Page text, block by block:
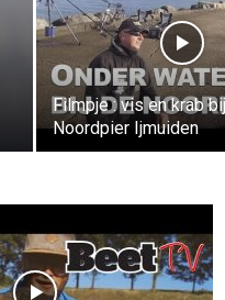
Filmpje : vis en krab
Noordpier Ijmuiden